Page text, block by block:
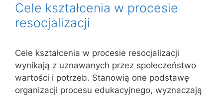
Cele kształcenia w procesie
resocjalizacji
Cele kształcenia w procesie resocjalizacji
wynikają z uznawanych przez społeczeństwo
wartości i potrzeb. Stanowią one podstawę
organizacji procesu edukacyjnego, wyznaczają